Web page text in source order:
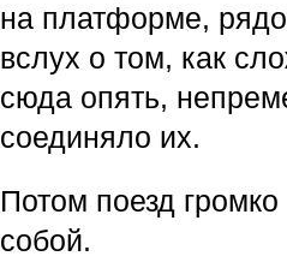
на платформе,
вслух о том, как
сюда опять,
соединяло их.
Потом поезд
собой.